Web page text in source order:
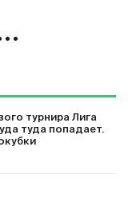
турнира Лига
туда попадает.